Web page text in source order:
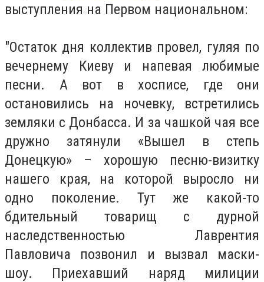
выступления на Первом национальном:
"Остаток дня коллектив провел, гуляя по
вечернему Киеву и напевая любимые
песни. А вот в хосписе, где они
остановились на ночевку, встретились
земляки с Донбасса. И за чашкой чая все
дружно затянули «Вышел в степь
Донецкую» – хорошую песню-визитку
нашего края, на которой выросло ни
одно поколение. Тут же какой-то
бдительный товарищ с дурной
наследственностью Лаврентия
Павловича позвонил и вызвал маски-
шоу. Приехавший наряд милиции